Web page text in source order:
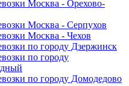
Москва - Орехово-
Москва - Серпухов
Москва - Чехов
по городу Дзержинск
по городу
по городу Домодедово